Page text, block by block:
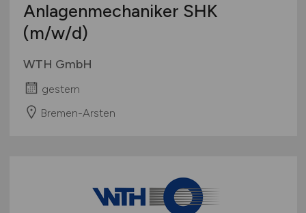
Anlagenmechaniker SHK
(m/w/d)
WTH GmbH
gestern
Bremen-Arsten